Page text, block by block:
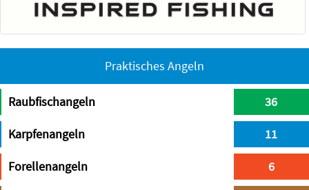
Praktisches Angeln
Raubfischangeln 36
Karpfenangeln 11
Forellenangeln 6